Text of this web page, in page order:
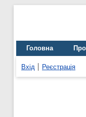
Головна
Вхід Реєстрація